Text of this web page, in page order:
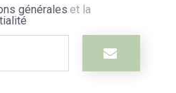
générales et la